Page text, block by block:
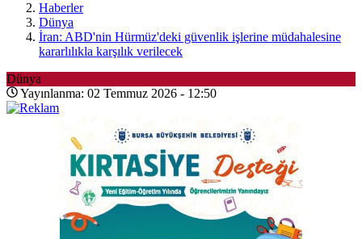
Haberler
Dünya
İran: ABD'nin Hürmüz'deki güvenlik işlerine müdahalesine
kararlılıkla karşılık verilecek
Dünya
Yayınlanma: 02 Temmuz 2026 - 12:50